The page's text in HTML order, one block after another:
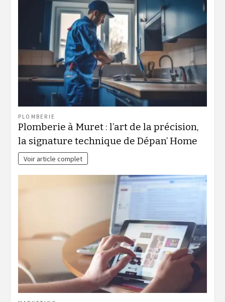
PLOMBERIE
Plomberie à Muret : l’art de la précision,
la signature technique de Dépan’ Home
Voir article complet